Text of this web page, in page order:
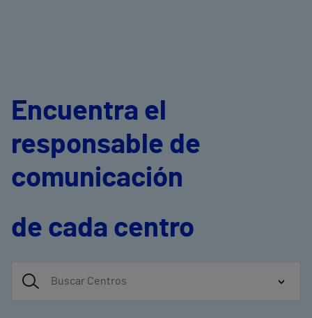
Encuentra el
responsable de
comunicación
de cada centro